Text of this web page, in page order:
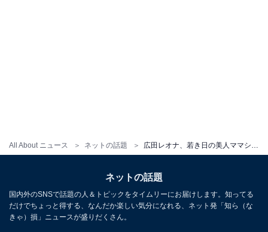
All About ニュース ネットの話題
ネットの話題
国内外のSNSで話題の人＆トピックをタイムリーにお届けします。知ってる
だけでちょっと得する、なんだか楽しい気分になれる、ネット発「知ら（な
きゃ）損」ニュースが盛りだくさん。